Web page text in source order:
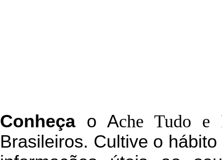
Conheçao Ache Tudo e
Brasileiros. Cultive o